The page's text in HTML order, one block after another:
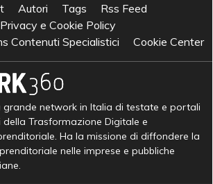
Autori Tags
Rss Feed
Privacy e Cookie Policy
Contenuti Specialistici
Cookie Center
grande network in Italia di testate e portali
Trasformazione Digitale e
Ha la missione di diffondere la
nelle imprese e pubbliche